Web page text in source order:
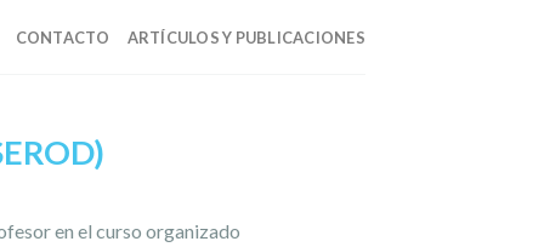
CONTACTO ARTÍCULOS Y PUBLICACIONES
en el curso organizado